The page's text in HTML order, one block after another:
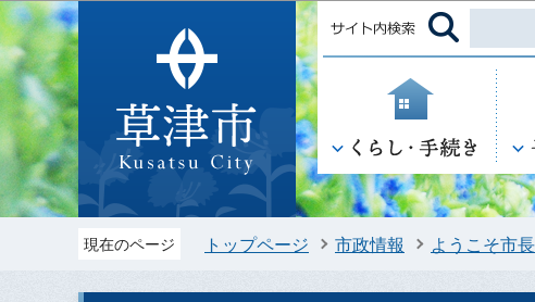
現在のページ トップページ 市政情報 ようこそ市